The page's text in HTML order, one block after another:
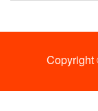
Copyright